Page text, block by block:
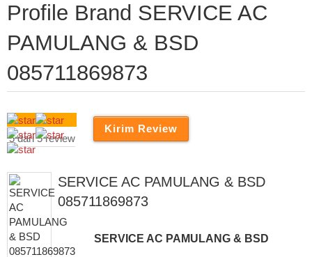
Profile Brand SERVICE AC
PAMULANG & BSD
085711869873
5 dari 5 review
SERVICE AC PAMULANG & BSD
085711869873
SERVICE AC PAMULANG & BSD